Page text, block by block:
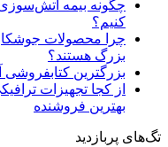
چگونه بیمه
کنیم؟
بزرگ هستند؟
بزرگترین کتابفروشی
از کجا تجهیزات
بهترین فروشنده
تگ‌های پربازدید